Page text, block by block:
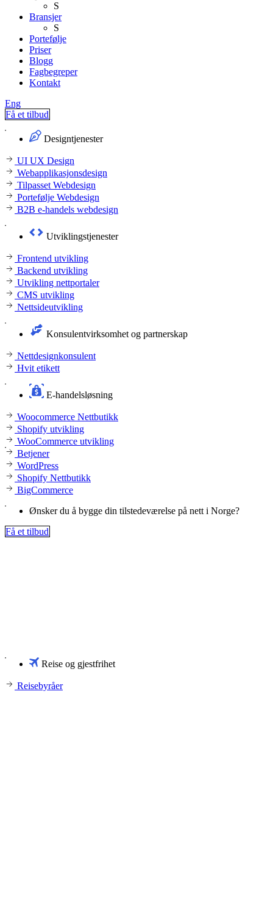
S
Bransjer
S
Portefølje
Priser
Blogg
Fagbegreper
Kontakt
Eng
Få et tilbud
Designtjenester
UI UX Design
Webapplikasjonsdesign
Tilpasset Webdesign
Portefølje Webdesign
B2B e-handels webdesign
Utviklingstjenester
Frontend utvikling
Backend utvikling
Utvikling nettportaler
CMS utvikling
Nettsideutvikling
Konsulentvirksomhet og partnerskap
Nettdesignkonsulent
Hvit etikett
E-handelsløsning
Woocommerce Nettbutikk
Shopify utvikling
WooCommerce utvikling
Betjener
WordPress
Shopify Nettbutikk
BigCommerce
Ønsker du å bygge din tilstedeværelse på nett i Norge?
Få et tilbud
Reise og gjestfrihet
Reisebyråer